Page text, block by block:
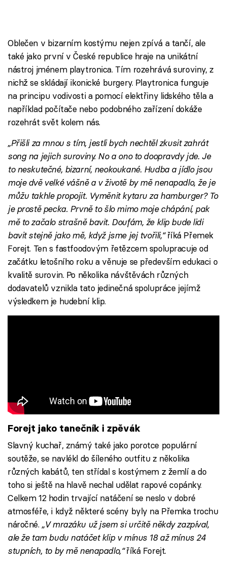
Oblečen v bizarním kostýmu nejen zpívá a tančí, ale
také jako první v České republice hraje na unikátní
nástroj jménem playtronica. Tím rozehrává suroviny, z
nichž se skládají ikonické burgery. Playtronica funguje
na principu vodivosti a pomocí elektřiny lidského těla a
například počítače nebo podobného zařízení dokáže
rozehrát svět kolem nás.
„Přišli za mnou s tím, jestli bych nechtěl zkusit zahrát
song na jejich suroviny. No a ono to doopravdy jde. Je
to neskutečné, bizarní, neokoukané. Hudba a jídlo jsou
moje dvě velké vášně a v životě by mě nenapadlo, že je
můžu takhle propojit. Vyměnit kytaru za hamburger? To
je prostě pecka. Prvně to šlo mimo moje chápání, pak
mě to začalo strašně bavit. Doufám, že klip bude lidi
bavit stejně jako mě, když jsme jej tvořili,“říká Přemek
Forejt. Ten s fastfoodovým řetězcem spolupracuje od
začátku letošního roku a věnuje se především edukaci o
kvalitě surovin. Po několika návštěvách různých
dodavatelů vznikla tato jedinečná spolupráce jejímž
výsledkem je hudební klip.
Forejt jako tanečník i zpěvák
Slavný kuchař, známý také jako porotce populární
soutěže, se navlékl do šíleného outfitu z několika
různých kabátů, ten střídal s kostýmem z žemlí a do
toho si ještě na hlavě nechal udělat rapové copánky.
Celkem 12 hodin trvající natáčení se neslo v dobré
atmosféře, i když některé scény byly na Přemka trochu
náročné. „V mrazáku už jsem si určitě někdy zazpíval,
ale že tam budu natáčet klip v mínus 18 až mínus 24
stupních, to by mě nenapadlo,“říká Forejt.